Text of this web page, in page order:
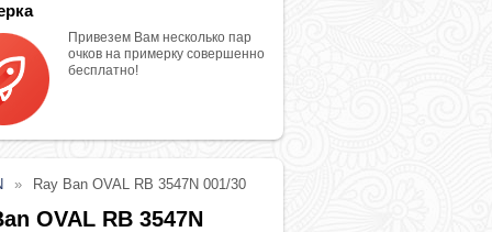
Привезем Вам несколько пар
очков на примерку совершенно
бесплатно!
Ray Ban OVAL RB 3547N 001/30
OVAL RB 3547N